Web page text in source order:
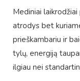
Mediniai
atrodys bet
prieškambariu ir
tylų, energiją
ilgiau nei